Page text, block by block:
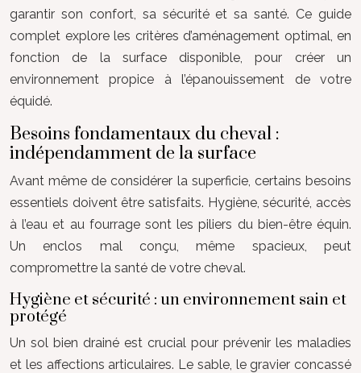
garantir son confort, sa sécurité et sa santé. Ce guide
complet explore les critères d’aménagement optimal, en
fonction de la surface disponible, pour créer un
environnement propice à l’épanouissement de votre
équidé.
Besoins fondamentaux du cheval :
indépendamment de la surface
Avant même de considérer la superficie, certains besoins
essentiels doivent être satisfaits. Hygiène, sécurité, accès
à l’eau et au fourrage sont les piliers du bien-être équin.
Un enclos mal conçu, même spacieux, peut
compromettre la santé de votre cheval.
Hygiène et sécurité : un environnement sain et
protégé
Un sol bien drainé est crucial pour prévenir les maladies
et les affections articulaires. Le sable, le gravier concassé